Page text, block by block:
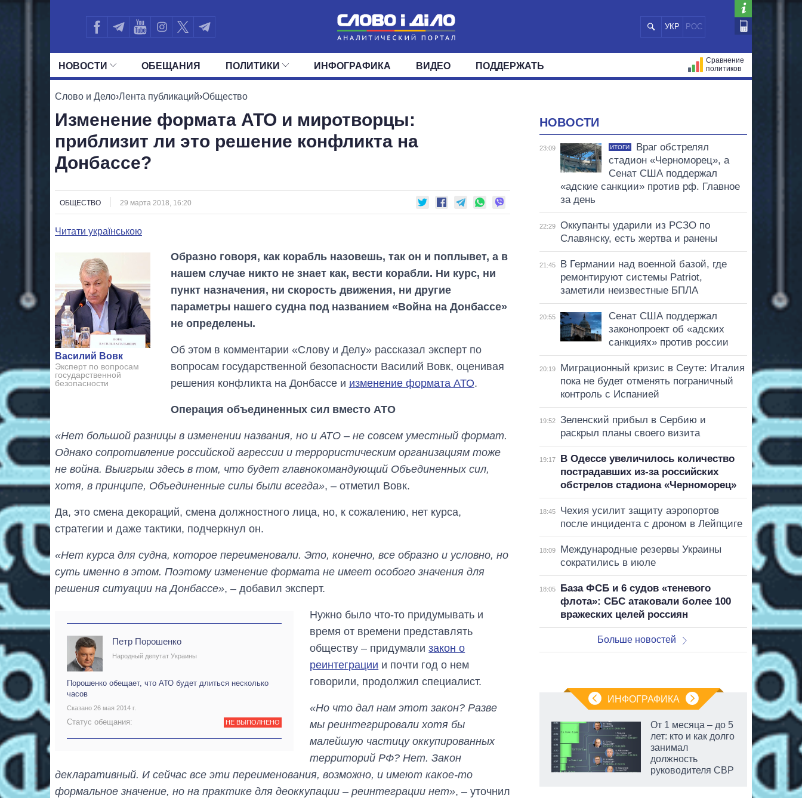
УКР РОС
НОВОСТИ
ПОЛИТИКА ЭКОНОМИКА
ОБЕЩАНИЯ ПОЛИТИКИ
ВСЕ ПОЛИТИКИ ПРЕЗИДЕНТ И ОФИС
ДЕПУТАТЫ КОМИТЕТЫ
ИНФОГРАФИКА ВИДЕО ПОДДЕРЖАТЬ
Сравнение
политиков
Слово и Дело›Лента публикаций›Общество
Изменение формата АТО и миротворцы:
приблизит ли это решение конфликта на
Донбассе?
ОБЩЕСТВО 29 марта 2018, 16:20
Читати українською
Василий Вовк
Эксперт по вопросам
государственной
безопасности
Образно говоря, как корабль назовешь, так он и поплывет, а в
нашем случае никто не знает как, вести корабли. Ни курс, ни
пункт назначения, ни скорость движения, ни другие
параметры нашего судна под названием «Война на Донбассе»
не определены.
Об этом в комментарии «Слову и Делу» рассказал эксперт по
вопросам государственной безопасности Василий Вовк, оценивая
решения конфликта на Донбассе и изменение формата АТО.
Операция объединенных сил вместо АТО
«Нет большой разницы в изменении названия, но и АТО – не совсем уместный формат.
Однако сопротивление российской агрессии и террористическим организациям тоже
не война. Выигрыш здесь в том, что будет главнокомандующий Объединенных сил,
хотя, в принципе, Объединенные силы были всегда», – отметил Вовк.
Да, это смена декораций, смена должностного лица, но, к сожалению, нет курса,
стратегии и даже тактики, подчеркнул он.
«Нет курса для судна, которое переименовали. Это, конечно, все образно и условно, но
суть именно в этом. Поэтому изменение формата не имеет особого значения для
решения ситуации на Донбассе», – добавил эксперт.
Петр Порошенко
Народный депутат Украины
Порошенко обещает, что АТО будет длиться несколько
часов
Сказано 26 мая 2014 г.
Статус обещания: НЕ ВЫПОЛНЕНО
Нужно было что-то придумывать и
время от времени представлять
обществу – придумализакон о
реинтеграции и почти год о нем
говорили, продолжил специалист.
«Но что дал нам этот закон? Разве
мы реинтегрировали хотя бы
малейшую частицу оккупированных
территорий РФ? Нет. Закон
декларативный. И сейчас все эти переименования, возможно, и имеют какое-то
формальное значение, но на практике для деоккупации – реинтеграции нет», – уточнил
НОВОСТИ
23:09 ИТОГИ
Враг обстрелял
стадион «Черноморец», а
Сенат США поддержал
«адские санкции» против рф. Главное
за день
22:29
Оккупанты ударили из РСЗО по
Славянску, есть жертва и ранены
21:45
В Германии над военной базой, где
ремонтируют системы Patriot,
заметили неизвестные БПЛА
20:55
Сенат США поддержал
законопроект об «адских
санкциях» против россии
20:19
Миграционный кризис в Сеуте: Италия
пока не будет отменять пограничный
контроль с Испанией
19:52
Зеленский прибыл в Сербию и
раскрыл планы своего визита
19:17
В Одессе увеличилось количество
пострадавших из-за российских
обстрелов стадиона «Черноморец»
18:45
Чехия усилит защиту аэропортов
после инцидента с дроном в Лейпциге
18:09
Международные резервы Украины
сократились в июле
18:05
База ФСБ и 6 судов «теневого
флота»: СБС атаковали более 100
вражеских целей россиян
Больше новостей
ИНФОГРАФИКА
Сколько
выращивали в
Украине до и во
время большой
войны
От 1 месяца – до 5
лет: кто и как долго
занимал
должность
руководителя СВР